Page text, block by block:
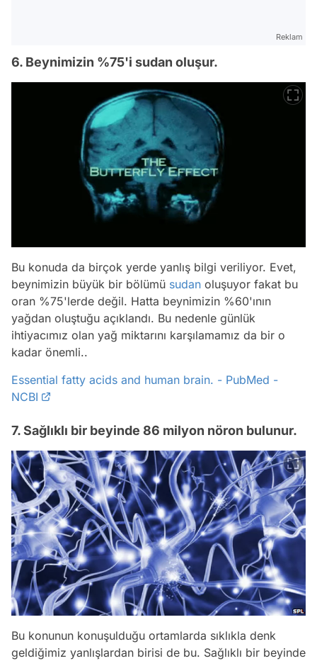
Reklam
6. Beynimizin %75'i sudan oluşur.
Bu konuda da birçok yerde yanlış bilgi veriliyor. Evet,
beynimizin büyük bir bölümü sudan oluşuyor fakat bu
oran %75'lerde değil. Hatta beynimizin %60'ının
yağdan oluştuğu açıklandı. Bu nedenle günlük
ihtiyacımız olan yağ miktarını karşılamamız da bir o
kadar önemli..
Essential fatty acids and human brain. - PubMed -
NCBI
7. Sağlıklı bir beyinde 86 milyon nöron bulunur.
Bu konunun konuşulduğu ortamlarda sıklıkla denk
geldiğimiz yanlışlardan birisi de bu. Sağlıklı bir beyinde